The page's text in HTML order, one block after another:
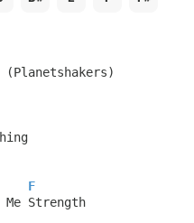
F
Me Strength